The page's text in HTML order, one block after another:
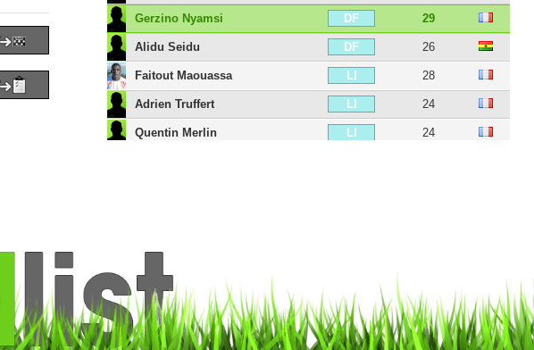
Gerzino Nyamsi DF 29
Alidu Seidu DF 26
Faitout Maouassa LI 28
Adrien Truffert LI 24
Quentin Merlin LI 24
Flavien Tait
Ludovic Blas MCO 28
James Edward Léa-Siliki MI 30